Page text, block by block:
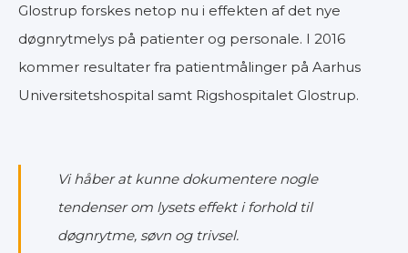
Glostrup forskes netop nu i effekten af det nye
døgnrytmelys på patienter og personale. I 2016
kommer resultater fra patientmålinger på Aarhus
Universitetshospital samt Rigshospitalet Glostrup.
Vi håber at kunne dokumentere nogle
tendenser om lysets effekt i forhold til
døgnrytme, søvn og trivsel.